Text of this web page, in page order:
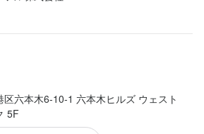
サムギョプサル　5,500円
区六本木6-10-1 六本木ヒルズ ウェスト
5F